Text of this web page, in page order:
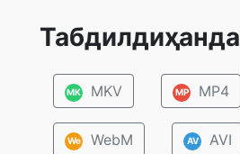
MK MKV MP MP4
We WebM AV AVI